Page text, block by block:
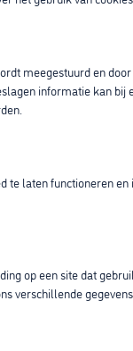
meegestuurd en
informatie kan bij
te laten functioneren
op een site dat
verschillende